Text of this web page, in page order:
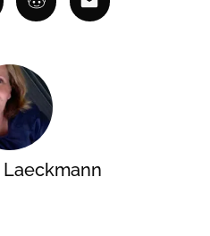
RedditEmail